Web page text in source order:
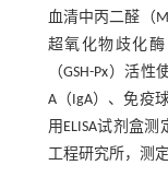
血清中丙二醛（
超氧化物歧化酶
（GSH-Px）活
A（IgA）、免疫
用ELISA试剂盒
工程研究所，测